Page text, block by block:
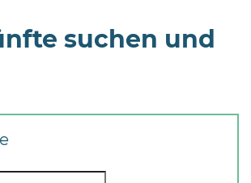
suchen und